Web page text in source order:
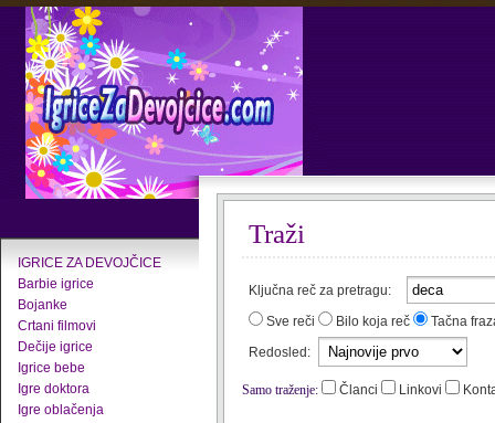
IGRICE ZA DEVOJČICE
Barbie igrice
Bojanke
Crtani filmovi
Dečije igrice
Igrice bebe
Igre doktora
Igre oblačenja
Traži
Ključna reč za pretragu:
Sve reči
Bilo koja reč
Tačna
Redosled:
Samo traženje: Članci Linkovi